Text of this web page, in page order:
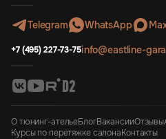
Telegram WhatsApp
+7 (495) 227-73-75info@eastline-
О тюнинг-ательеБлогВакансииОтзывы
Курсы по перетяжке салонаКонтакты